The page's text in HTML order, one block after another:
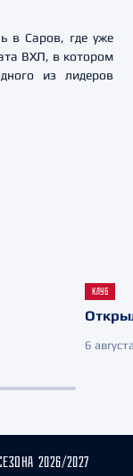
в Саров, где уже
ВХЛ, в котором
из лидеров
КЛУБ
6
2026/2027